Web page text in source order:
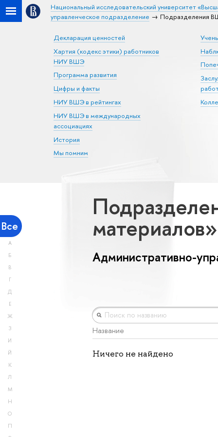
Национальный исследовательский университет
управленческое подразделение
Подразделения
Декларация ценностей
Хартия (кодекс этики) работников
НИУ ВШЭ
Программа развития
Цифры и факты
НИУ ВШЭ в рейтингах
НИУ ВШЭ в международных
ассоциациях
История
Мы помним
Все
А
Б
В
Г
Д
Е
Ж
З
И
Й
К
Л
М
Н
О
П
материалов»
Административно-
Название
Ничего не найдено